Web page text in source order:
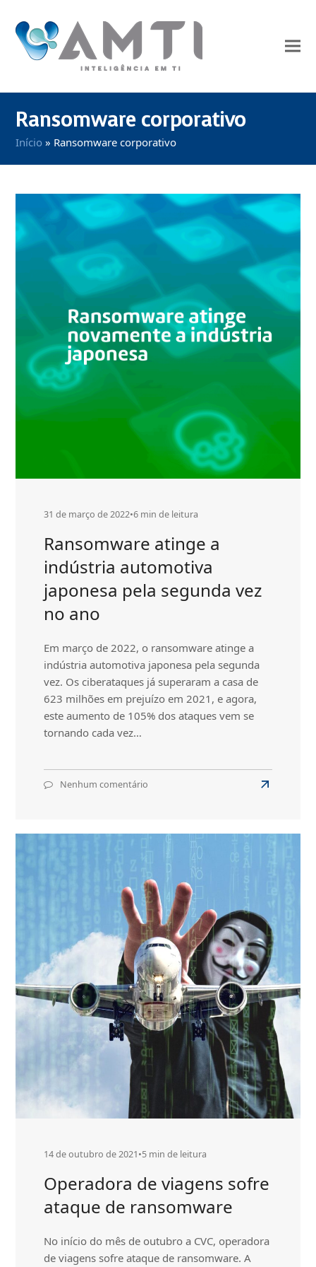
Ransomware corporativo
Início » Ransomware corporativo
31 de março de 2022•6 min de leitura
Ransomware atinge a
indústria automotiva
japonesa pela segunda vez
no ano
Em março de 2022, o ransomware atinge a
indústria automotiva japonesa pela segunda
vez. Os ciberataques já superaram a casa de
623 milhões em prejuízo em 2021, e agora,
este aumento de 105% dos ataques vem se
tornando cada vez…
Nenhum comentário
indústria
automotiva
japonesa
pela
segunda
vez
no
ano
Read
automotiva
japonesa
pela
segunda
vez
no
ano
14 de outubro de 2021•5 min de leitura
Operadora de viagens sofre
ataque de ransomware
No início do mês de outubro a CVC, operadora
de viagens sofre ataque de ransomware. A